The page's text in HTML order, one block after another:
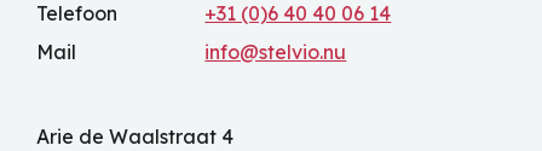
Telefoon
+31 (0)6 40 40 06 14
Mail
info@stelvio.nu
Arie de Waalstraat 4